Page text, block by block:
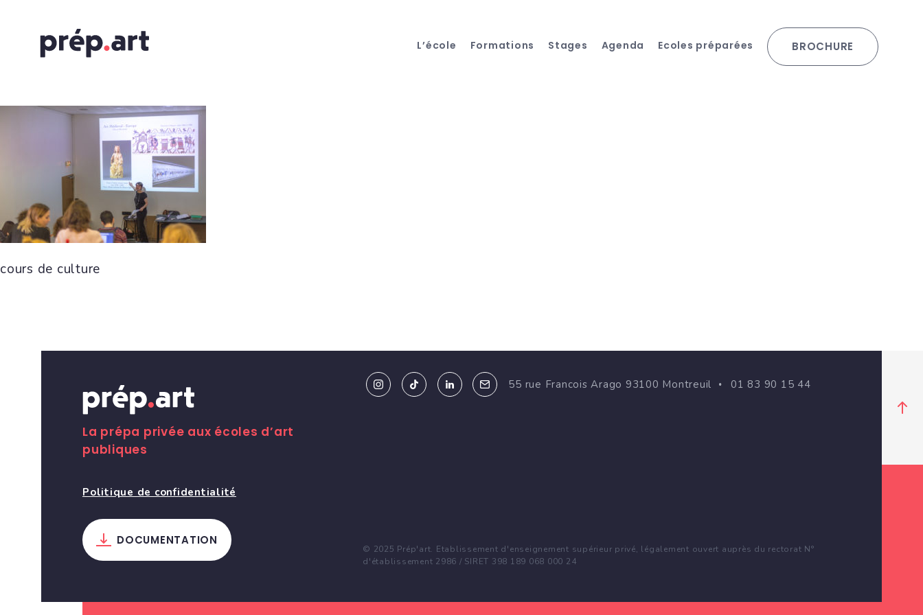
L’école Formations Stages Agenda Ecoles préparées BROCHURE
cours de culture
La prépa privée aux écoles d’art
publiques
Politique de confidentialité
DOCUMENTATION
55 rue Francois Arago 93100 Montreuil 01 83 90 15 44
© 2025 Prép'art. Etablissement d'enseignement supérieur privé, légalement ouvert auprès du rectorat N°
d'établissement 2986 / SIRET 398 189 068 000 24